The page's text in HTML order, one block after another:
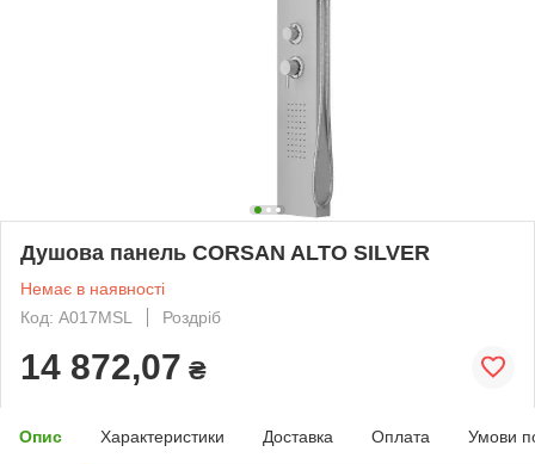
Душова панель CORSAN ALTO SILVER
Немає в наявності
Код: A017MSL
Роздріб
14 872,07 ₴
Опис Характеристики Доставка Оплата Умови